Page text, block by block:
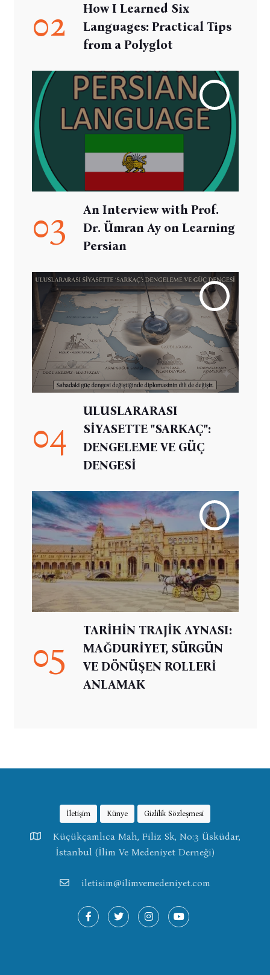
02
How I Learned Six
Languages: Practical Tips
from a Polyglot
03
An Interview with Prof.
Dr. Ümran Ay on Learning
Persian
04
ULUSLARARASI
SİYASETTE "SARKAÇ":
DENGELEME VE GÜÇ
DENGESİ
05
TARİHİN TRAJİK AYNASI:
MAĞDURİYET, SÜRGÜN
VE DÖNÜŞEN ROLLERİ
ANLAMAK
İletişim Künye Gizlilik Sözleşmesi
Küçükçamlıca Mah, Filiz Sk, No:3 Üsküdar,
İstanbul (İlim Ve Medeniyet Derneği)
iletisim@ilimvemedeniyet.com